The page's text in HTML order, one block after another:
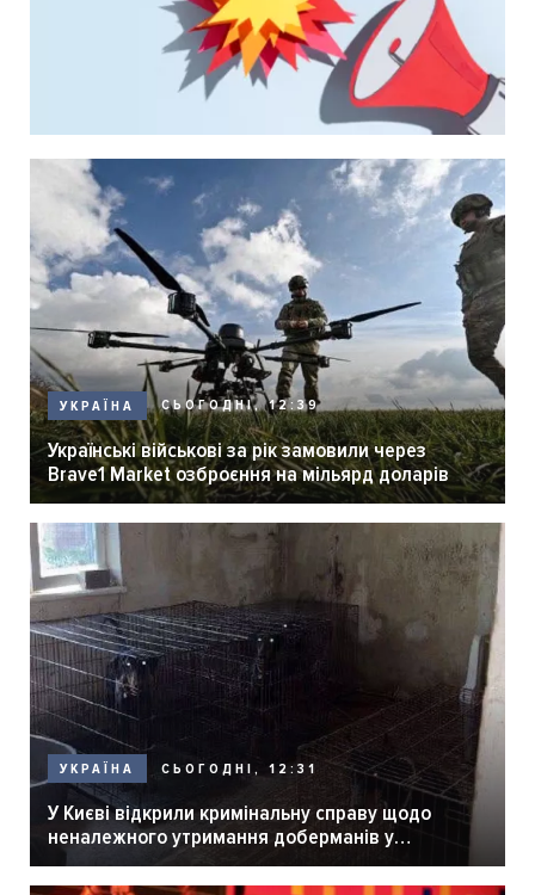
УКРАЇНА СЬОГОДНІ, 12:39
Українські військові за рік замовили через
Brave1 Market озброєння на мільярд доларів
УКРАЇНА СЬОГОДНІ, 12:31
У Києві відкрили кримінальну справу щодо
неналежного утримання доберманів у
розпліднику